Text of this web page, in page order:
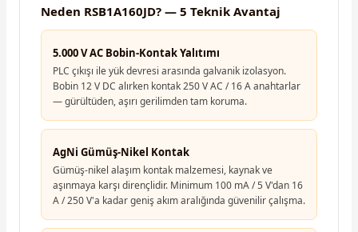
Neden RSB1A160JD? — 5 Teknik Avantaj
5.000 V AC Bobin-Kontak Yalıtımı
PLC çıkışı ile yük devresi arasında galvanik izolasyon.
Bobin 12 V DC alırken kontak 250 V AC / 16 A anahtarlar
— gürültüden, aşırı gerilimden tam koruma.
AgNi Gümüş-Nikel Kontak
Gümüş-nikel alaşım kontak malzemesi, kaynak ve
aşınmaya karşı dirençlidir. Minimum 100 mA / 5 V'dan 16
A / 250 V'a kadar geniş akım aralığında güvenilir çalışma.